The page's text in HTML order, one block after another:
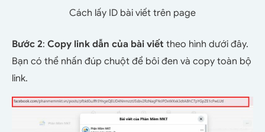
Cách lấy ID bài viết trên page
Bước 2: Copy link dẫn của bài viết theo hình dưới đây.
Bạn có thể nhấn đúp chuột để bôi đen và copy toàn bộ
link.